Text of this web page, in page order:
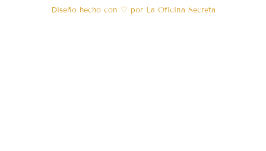
Diseño hecho con ♡ por La Oficina Secreta